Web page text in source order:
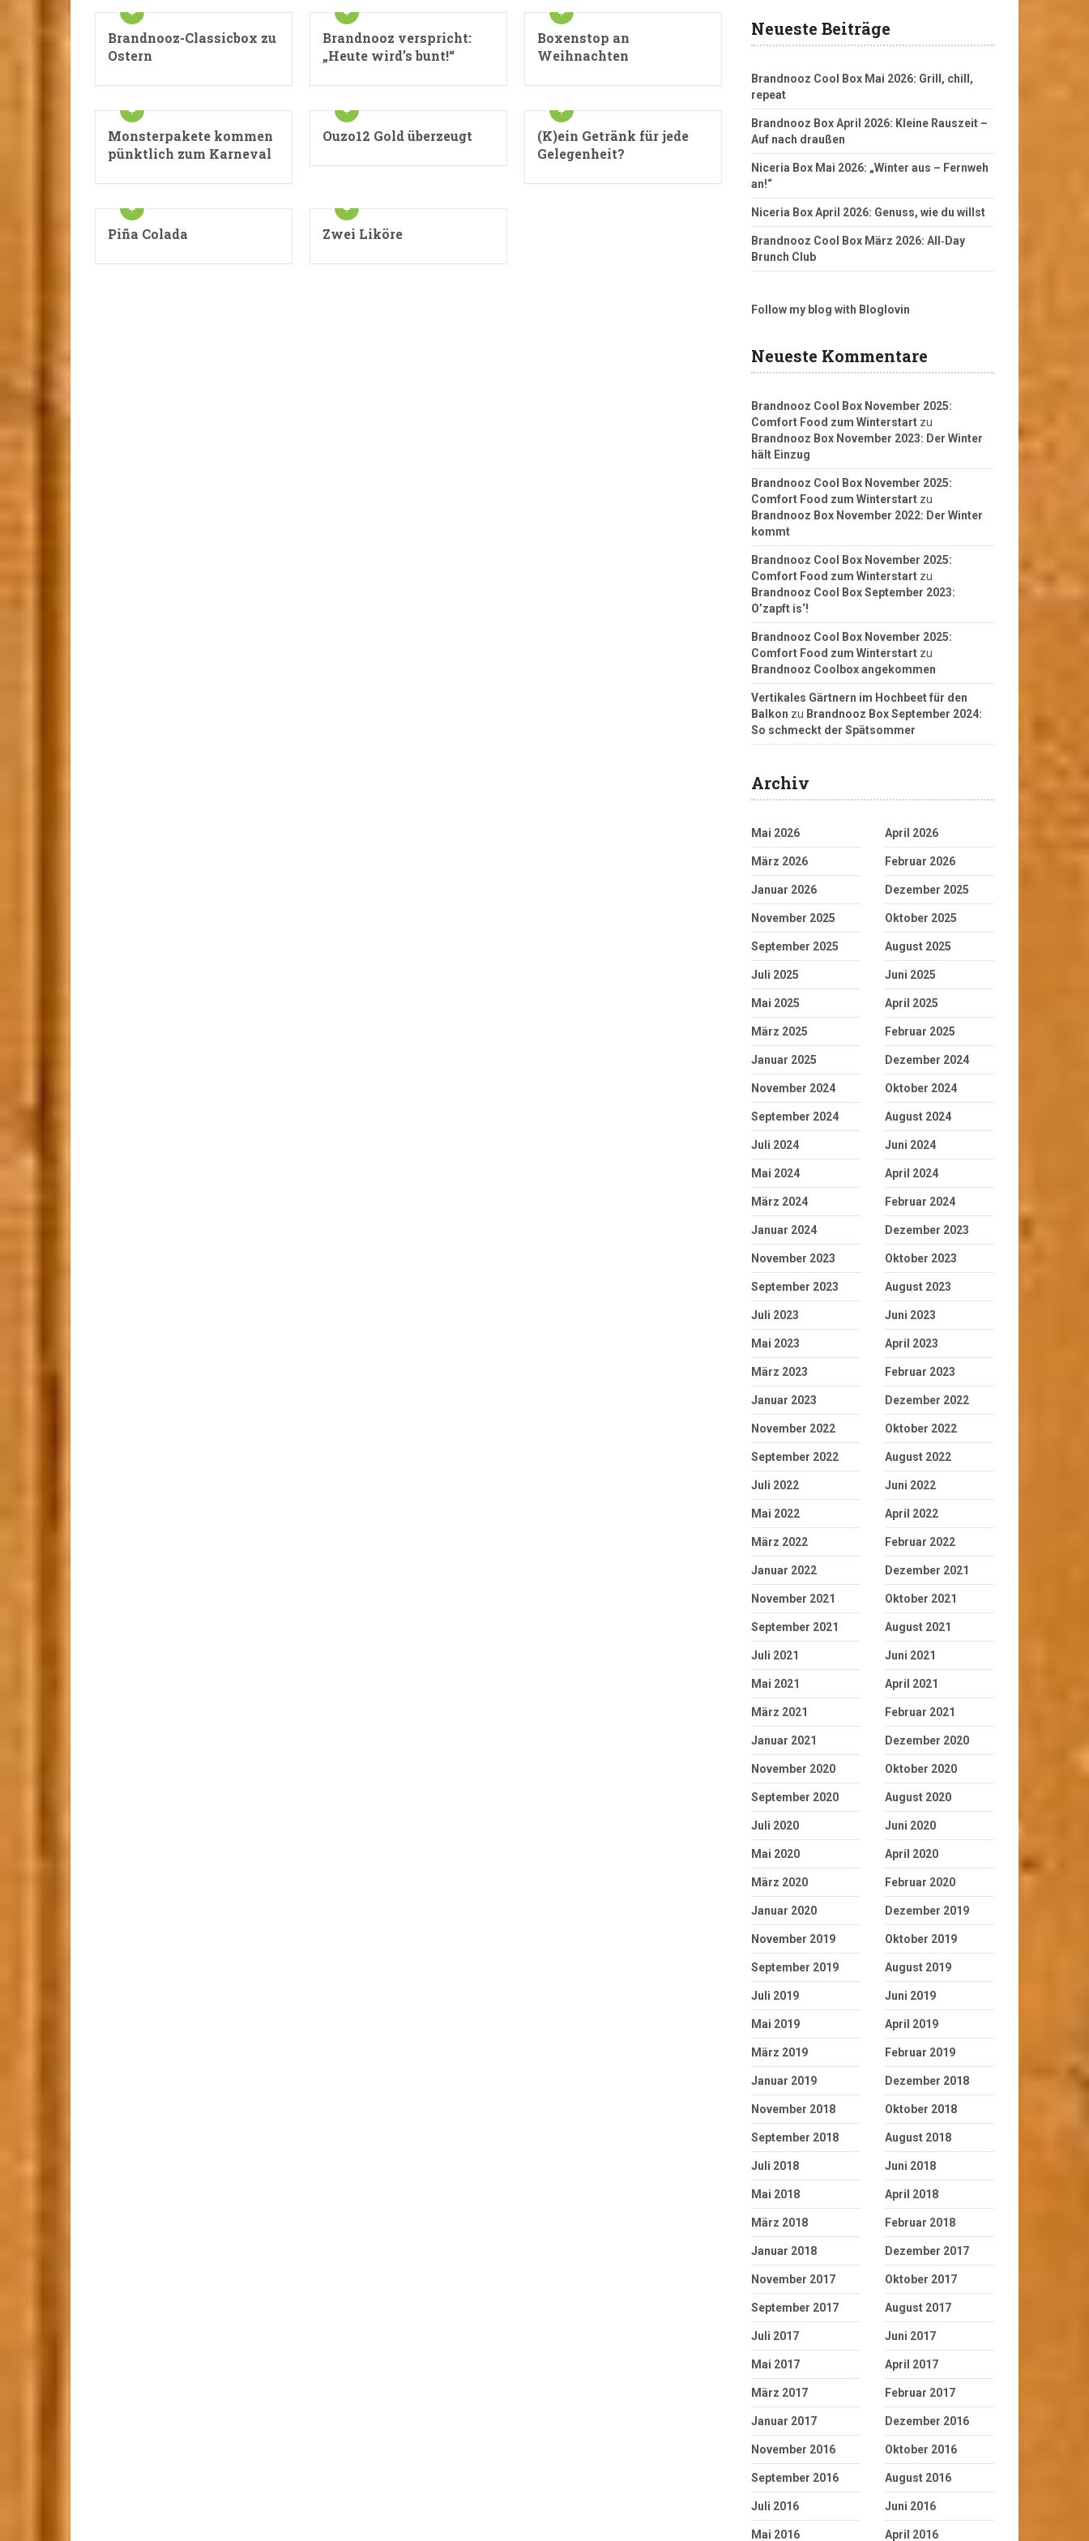
Brandnooz-Classicbox zu
Ostern
Brandnooz verspricht:
„Heute wird’s bunt!“
Boxenstop an
Weihnachten
Monsterpakete kommen
pünktlich zum Karneval
Ouzo12 Gold überzeugt
(K)ein Getränk für jede
Gelegenheit?
Piña Colada Zwei Liköre
Neueste Beiträge
Brandnooz Cool Box Mai 2026: Grill, chill,
repeat
Brandnooz Box April 2026: Kleine Rauszeit –
Auf nach draußen
Niceria Box Mai 2026: „Winter aus – Fernweh
an!“
Niceria Box April 2026: Genuss, wie du willst
Brandnooz Cool Box März 2026: All‑Day
Brunch Club
Follow my blog with Bloglovin
Neueste Kommentare
Brandnooz Cool Box November 2025:
Comfort Food zum Winterstart zu
Brandnooz Box November 2023: Der Winter
hält Einzug
Brandnooz Cool Box November 2025:
Comfort Food zum Winterstart zu
Brandnooz Box November 2022: Der Winter
kommt
Brandnooz Cool Box November 2025:
Comfort Food zum Winterstart zu
Brandnooz Cool Box September 2023:
O’zapft is‘!
Brandnooz Cool Box November 2025:
Comfort Food zum Winterstart zu
Brandnooz Coolbox angekommen
Vertikales Gärtnern im Hochbeet für den
Balkon zu Brandnooz Box September 2024:
So schmeckt der Spätsommer
Archiv
Mai 2026 April 2026
März 2026 Februar 2026
Januar 2026 Dezember 2025
November 2025 Oktober 2025
September 2025 August 2025
Juli 2025 Juni 2025
Mai 2025 April 2025
März 2025 Februar 2025
Januar 2025 Dezember 2024
November 2024 Oktober 2024
September 2024 August 2024
Juli 2024 Juni 2024
Mai 2024 April 2024
März 2024 Februar 2024
Januar 2024 Dezember 2023
November 2023 Oktober 2023
September 2023 August 2023
Juli 2023 Juni 2023
Mai 2023 April 2023
März 2023 Februar 2023
Januar 2023 Dezember 2022
November 2022 Oktober 2022
September 2022 August 2022
Juli 2022 Juni 2022
Mai 2022 April 2022
März 2022 Februar 2022
Januar 2022 Dezember 2021
November 2021 Oktober 2021
September 2021 August 2021
Juli 2021 Juni 2021
Mai 2021 April 2021
März 2021 Februar 2021
Januar 2021 Dezember 2020
November 2020 Oktober 2020
September 2020 August 2020
Juli 2020 Juni 2020
Mai 2020 April 2020
März 2020 Februar 2020
Januar 2020 Dezember 2019
November 2019 Oktober 2019
September 2019 August 2019
Juli 2019 Juni 2019
Mai 2019 April 2019
März 2019 Februar 2019
Januar 2019 Dezember 2018
November 2018 Oktober 2018
September 2018 August 2018
Juli 2018 Juni 2018
Mai 2018 April 2018
März 2018 Februar 2018
Januar 2018 Dezember 2017
November 2017 Oktober 2017
September 2017 August 2017
Juli 2017 Juni 2017
Mai 2017 April 2017
März 2017 Februar 2017
Januar 2017 Dezember 2016
November 2016 Oktober 2016
September 2016 August 2016
Juli 2016 Juni 2016
Mai 2016 April 2016